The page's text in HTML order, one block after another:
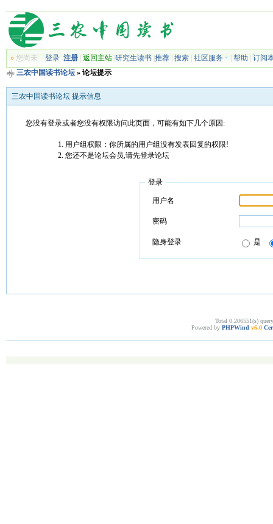
»您尚未 登录 注册| 返回主站| 研究生读书| 推荐| 搜索| 社区服务 帮助
订阅
三农中国读书论坛» 论坛提示
三农中国读书论坛 提示信息
您没有登录或者您没有权限访问此页面，可能有如下几个原因:
用户组权限：你所属的用户组没有发表回复的权限!
您还不是论坛会员,请先登录论坛
登录
用户名
密码
隐身登录 是
Total 0.206551(s)
Powered by PHPWind v6.0